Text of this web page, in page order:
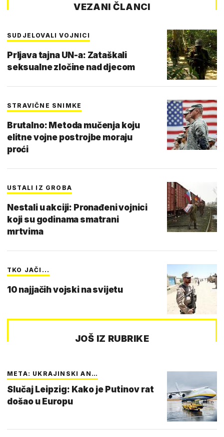
VEZANI ČLANCI
SUDJELOVALI VOJNICI
Prljava tajna UN-a: Zataškali
seksualne zločine nad djecom
STRAVIČNE SNIMKE
Brutalno: Metoda mučenja koju
elitne vojne postrojbe moraju
proći
USTALI IZ GROBA
Nestali u akciji: Pronađeni vojnici
koji su godinama smatrani
mrtvima
TKO JAČI...
10 najjačih vojski na svijetu
JOŠ IZ RUBRIKE
META: UKRAJINSKI AN…
Slučaj Leipzig: Kako je Putinov rat
došao u Europu